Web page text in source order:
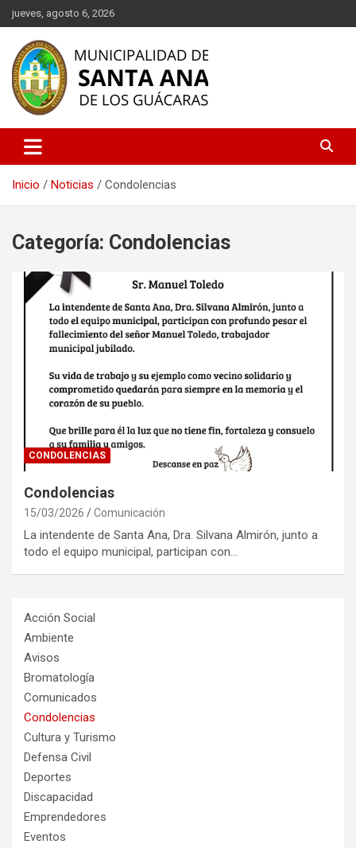
Saltar
al
contenido
jueves, agosto 6, 2026
Municipalidad de Santa Ana de
los Guácaras
cultura y naturaleza en Corrientes. Información oficial sobre
eventos, turismo, servicios municipales y más. ¡Conéctate con
Inicio Noticias Condolencias
Categoría: Condolencias
CONDOLENCIAS
Condolencias
15/03/2026 Comunicación
La intendente de Santa Ana, Dra. Silvana Almirón, junto a
todo el equipo municipal, participan con…
Acción Social
Ambiente
Avisos
Bromatología
Comunicados
Condolencias
Cultura y Turismo
Defensa Civil
Deportes
Discapacidad
Emprendedores
Eventos